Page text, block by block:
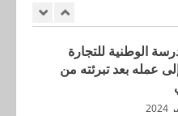
الوطنية للتجارة
عمله بعد تبرئته من